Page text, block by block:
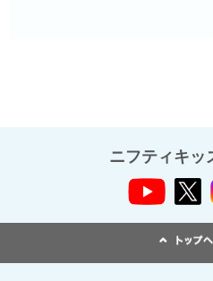
ニフティキッ